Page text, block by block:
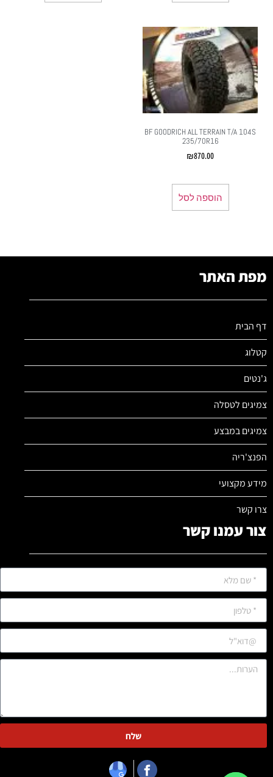
BF GOODRICH ALL TERRAIN T/A 104S
235/70R16
₪870.00
הוספה לסל
מפת האתר
דף הבית
קטלוג
ג'נטים
צמיגים לטסלה
צמיגים במבצע
הפנצ'ריה
מידע מקצועי
צרו קשר
צור עמנו קשר
שלח